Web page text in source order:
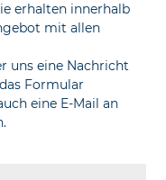
erhalten innerhalb
mit allen
uns eine Nachricht
Formular
eine E-Mail an